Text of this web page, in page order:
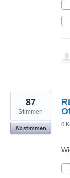
87
Stimmen
Abstimmen
0